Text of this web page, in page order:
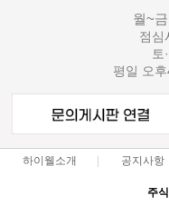
월~
점심
토
평일 오
하이웰소개 공지사항
주